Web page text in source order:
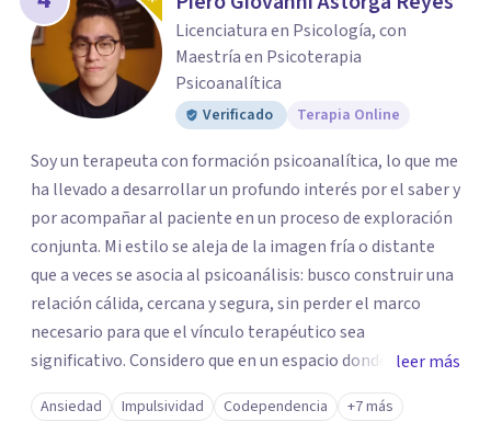
Licenciatura en Psicología, con
Maestría en Psicoterapia
Psicoanalítica
Verificado Terapia Online
Soy un terapeuta con formación psicoanalítica, lo que me
ha llevado a desarrollar un profundo interés por el saber y
por acompañar al paciente en un proceso de exploración
conjunta. Mi estilo se aleja de la imagen fría o distante
que a veces se asocia al psicoanálisis: busco construir una
relación cálida, cercana y segura, sin perder el marco
necesario para que el vínculo terapéutico sea
significativo. Considero que en un espacio donde uno
puede sentirse acompañado y escuchado, es posible
mirar con honestidad cómo nos vinculamos afuera, qué se
leer más
Ansiedad Impulsividad Codependencia +7 más